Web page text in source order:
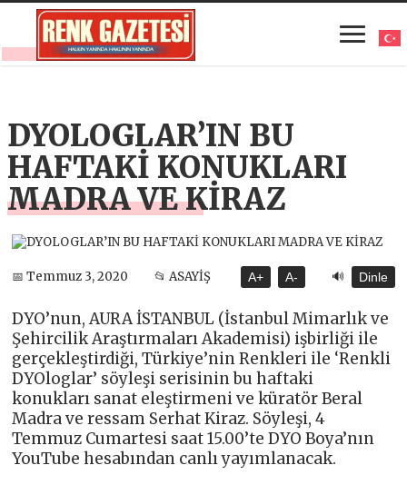
DYOLOGLAR’IN BU
HAFTAKİ KONUKLARI
MADRA VE KİRAZ
📅 Temmuz 3, 2020 📂 ASAYİŞ A+ A- 🔊 Dinle
DYO’nun, AURA İSTANBUL (İstanbul Mimarlık ve
Şehircilik Araştırmaları Akademisi) işbirliği ile
gerçekleştirdiği, Türkiye’nin Renkleri ile ‘Renkli
DYOloglar’ söyleşi serisinin bu haftaki
konukları sanat eleştirmeni ve küratör Beral
Madra ve ressam Serhat Kiraz. Söyleşi, 4
Temmuz Cumartesi saat 15.00’te DYO Boya’nın
YouTube hesabından canlı yayımlanacak.